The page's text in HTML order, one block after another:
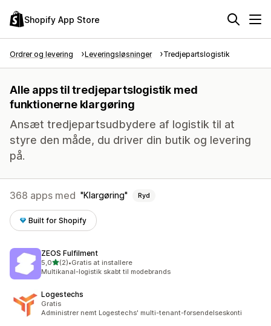
Shopify App Store
Ordrer og levering Leveringsløsninger Tredjepartslogistik
Alle apps til tredjepartslogistik med
funktionerne klargøring
Ansæt tredjepartsudbydere af logistik til at
styre den måde, du driver din butik og levering
på.
368 apps med Klargøring Ryd
Built for Shopify
ZEOS Fulfilment
5,0ud af 5 stjerner
(2)
2 anmeldelser i alt
•Gratis at installere
Multikanal-logistik skabt til modebrands
Logestechs
Gratis
Administrer nemt Logestechs' multi-tenant-forsendelseskonti